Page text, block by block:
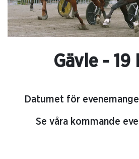
Gävle - 19
Datumet för
Se våra kommande